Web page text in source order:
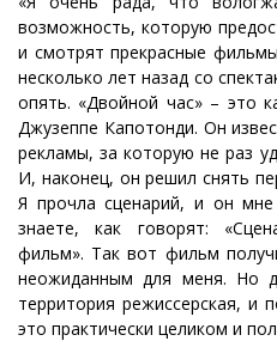
возможность, которую
и смотрят прекрасные
несколько лет назад со
опять. «Двойной час» – это
Джузеппе Капотонди. Он
рекламы, за которую не раз
И, наконец, он решил снять
Я прочла сценарий, и он
знаете, как говорят:
фильм». Так вот фильм
неожиданным для меня. Но
территория режиссерская, и
это практически целиком и